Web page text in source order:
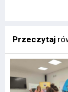
Przeczytaj